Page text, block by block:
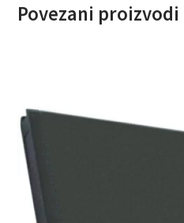
Povezani proizvodi